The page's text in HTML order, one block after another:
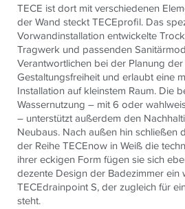
TECE ist dort mit verschiedenen
der Wand steckt TECEprofil. Das
Vorwandinstallation entwickelte
Tragwerk und passenden
Verantwortlichen bei der Planung
Gestaltungsfreiheit und erlaubt eine
Installation auf kleinstem Raum. Die
Wassernutzung – mit 6 oder
– unterstützt außerdem den
Neubaus. Nach außen hin schließen
der Reihe TECEnow in Weiß die
ihrer eckigen Form fügen sie sich
dezente Design der Badezimmer ein
TECEdrainpoint S, der zugleich für
steht.